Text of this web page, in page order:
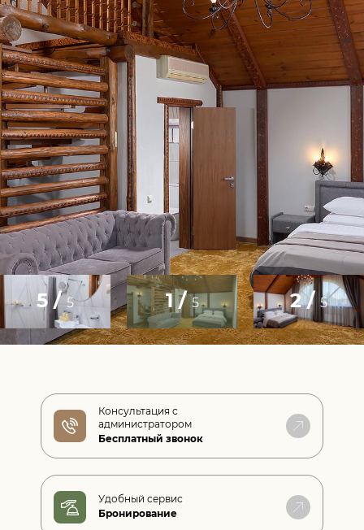
5 /5 1 /5 2 / 5
Консультация с
администратором
Бесплатный звонок
Удобный сервис
Бронирование